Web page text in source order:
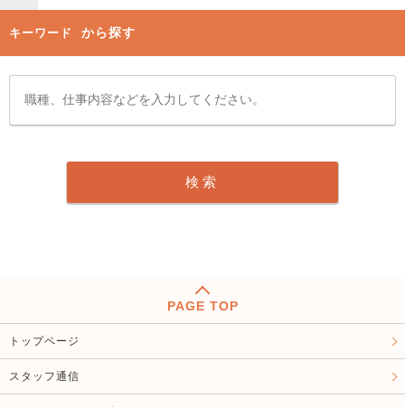
キーワード から探す
PAGE TOP
トップページ
スタッフ通信